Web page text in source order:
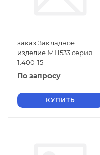
заказ Закладное
изделие МН533 серия
1.400-15
По запросу
КУПИТЬ